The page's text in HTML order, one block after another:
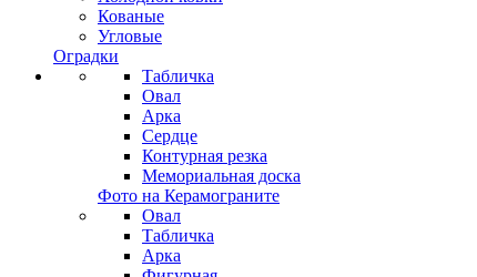
Кованые
Угловые
Оградки
Табличка
Овал
Арка
Сердце
Контурная резка
Мемориальная доска
Фото на Керамограните
Овал
Табличка
Арка